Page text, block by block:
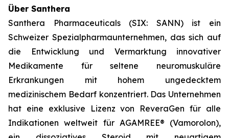
Über Santhera
Santhera Pharmaceuticals (SIX: SANN) ist ein
Schweizer Spezialpharmaunternehmen, das sich auf
die Entwicklung und Vermarktung innovativer
Medikamente für seltene neuromuskuläre
Erkrankungen mit hohem ungedecktem
medizinischem Bedarf konzentriert. Das Unternehmen
hat eine exklusive Lizenz von ReveraGen für alle
Indikationen weltweit für AGAMREE® (Vamorolon),